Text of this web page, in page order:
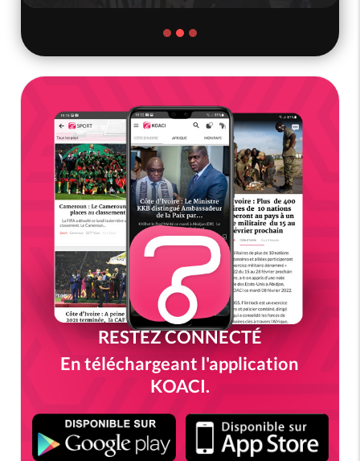
RESTEZ CONNECTÉ
En téléchargeant l'application
KOACI.